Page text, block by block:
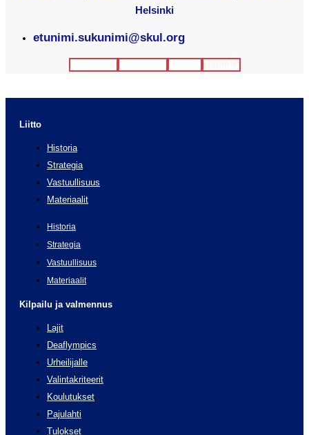
Helsinki
etunimi.sukunimi@skul.org
Liitto
Historia
Strategia
Vastuullisuus
Materiaalit
Historia
Strategia
Vastuullisuus
Materiaalit
Kilpailu ja valmennus
Lajit
Deaflympics
Urheilijalle
Valintakriteerit
Koulutukset
Pajulahti
Tulokset